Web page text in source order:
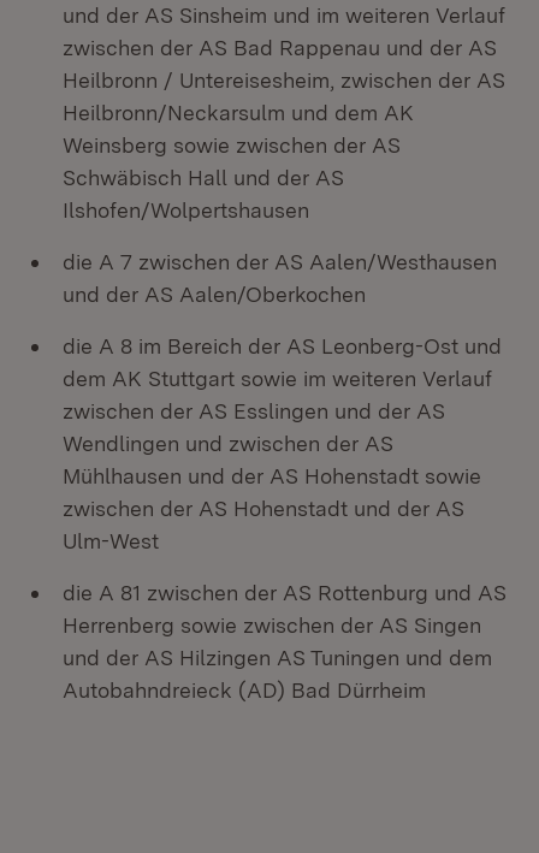
und der AS Sinsheim und im weiteren Verlauf
zwischen der AS Bad Rappenau und der AS
Heilbronn / Untereisesheim, zwischen der AS
Heilbronn/Neckarsulm und dem AK
Weinsberg sowie zwischen der AS
Schwäbisch Hall und der AS
Ilshofen/Wolpertshausen
die A 7 zwischen der AS Aalen/Westhausen
und der AS Aalen/Oberkochen
die A 8 im Bereich der AS Leonberg-Ost und
dem AK Stuttgart sowie im weiteren Verlauf
zwischen der AS Esslingen und der AS
Wendlingen und zwischen der AS
Mühlhausen und der AS Hohenstadt sowie
zwischen der AS Hohenstadt und der AS
Ulm-West
die A 81 zwischen der AS Rottenburg und AS
Herrenberg sowie zwischen der AS Singen
und der AS Hilzingen AS Tuningen und dem
Autobahndreieck (AD) Bad Dürrheim